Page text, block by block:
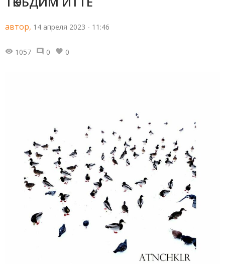
автор, 14 апреля 2023 - 11:46
1057 0 0